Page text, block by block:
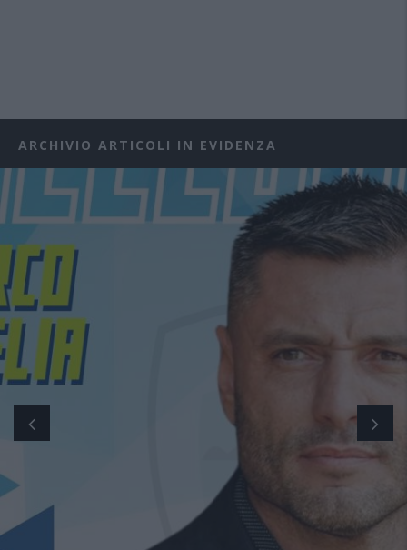
ARCHIVIO ARTICOLI IN EVIDENZA